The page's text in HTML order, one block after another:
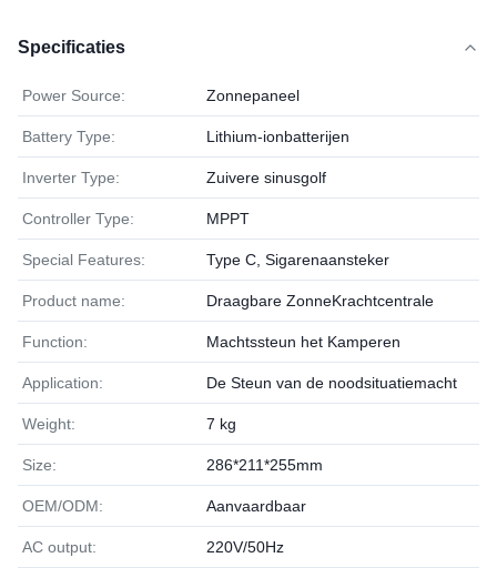
Specificaties
Power Source: Zonnepaneel
Battery Type: Lithium-ionbatterijen
Inverter Type: Zuivere sinusgolf
Controller Type: MPPT
Special Features: Type C, Sigarenaansteker
Product name: Draagbare ZonneKrachtcentrale
Function: Machtssteun het Kamperen
Application: De Steun van de noodsituatiemacht
Weight: 7 kg
Size: 286*211*255mm
OEM/ODM: Aanvaardbaar
AC output: 220V/50Hz